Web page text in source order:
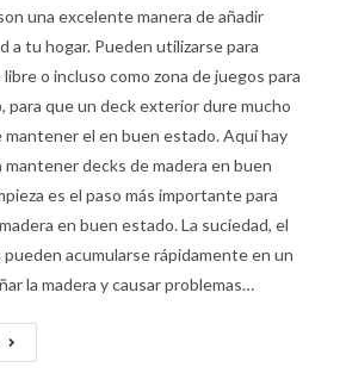
una excelente manera de añadir
a tu hogar. Pueden utilizarse para
o incluso como zona de juegos para
para que un deck exterior dure mucho
el en buen estado. Aquí hay
decks de madera en buen
es el paso más importante para
en buen estado. La suciedad, el
acumularse rápidamente en un
la madera y causar problemas…
Cómo